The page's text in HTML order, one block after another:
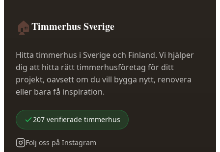
🏠Timmerhus Sverige
Hitta timmerhus i Sverige och Finland. Vi hjälper
dig att hitta rätt timmerhusföretag för ditt
projekt, oavsett om du vill bygga nytt, renovera
eller bara få inspiration.
207 verifierade timmerhus
Följ oss på Instagram